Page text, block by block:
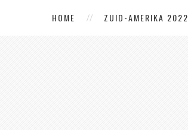
HOME ZUID-AMERIKA 2022